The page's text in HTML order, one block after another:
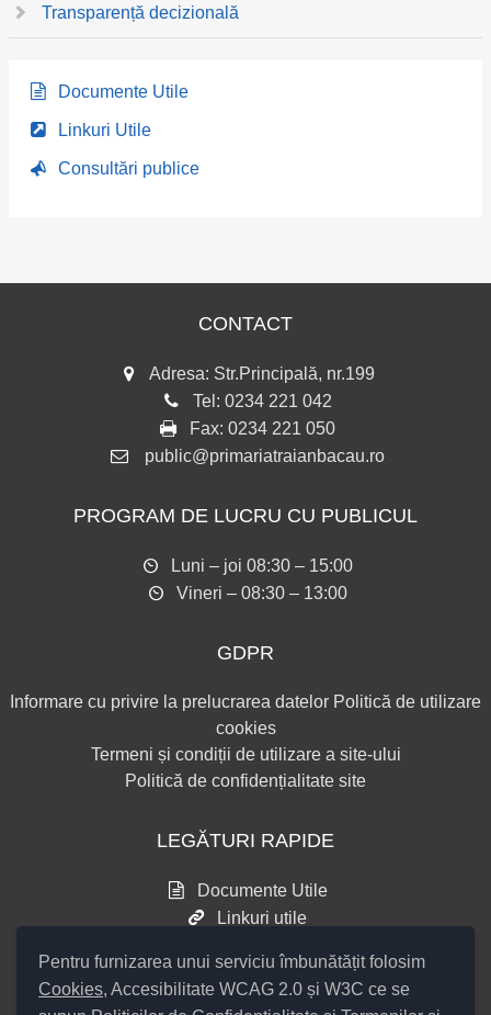
Pentru furnizarea unui serviciu îmbunătățit folosim
Cookies, Accesibilitate WCAG 2.0 și W3C ce se
Transparență decizională
Documente Utile
Linkuri Utile
Consultări publice
CONTACT
Adresa: Str.Principală, nr.199
Tel: 0234 221 042
Fax: 0234 221 050
public@primariatraianbacau.ro
PROGRAM DE LUCRU CU PUBLICUL
Luni – joi 08:30 – 15:00
Vineri – 08:30 – 13:00
GDPR
Informare cu privire la prelucrarea datelor Politică de utilizare
cookies
Termeni și condiții de utilizare a site-ului
Politică de confidențialitate site
LEGĂTURI RAPIDE
Documente Utile
Linkuri utile